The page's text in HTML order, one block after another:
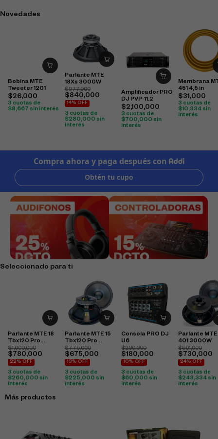
Novedades
Bobina MTE
Tweeter 1201
$26,000
3 cuotas de
$8,667 sin interés
Parlante MTE
18Xs 3000W
$977,000
$840,000
14% OFF
3 cuotas de
$280,000 sin
interés
Amplificador PRO
DJ PVP-11.2
$2,100,000
3 cuotas de
$ 700,000 sin
interés
Membrana
451 4,5 in
$31,000
3 cuotas de
$10,334sin
interés
Seleccionado para ti
Parlante MTE 18
Tbx120 Pro
2400W
$1,000,000
$ 780,000
22% OFF
3 cuotas de
$260,000 sin
interés
Parlante MTE 15
Tbx120 Pro
2400W
$776,000
$675,000
13% OFF
3 cuotas de
$225,000 sin
interés
Consola PRO DJ
U6
$200,000
$180,000
10% OFF
3 cuotas de
$60,000 sin
interés
Parlante MTE
401 3000W
$961,000
$ 730,000
24% OFF
3 cuotas de
$243,334sin
interés
Más productos